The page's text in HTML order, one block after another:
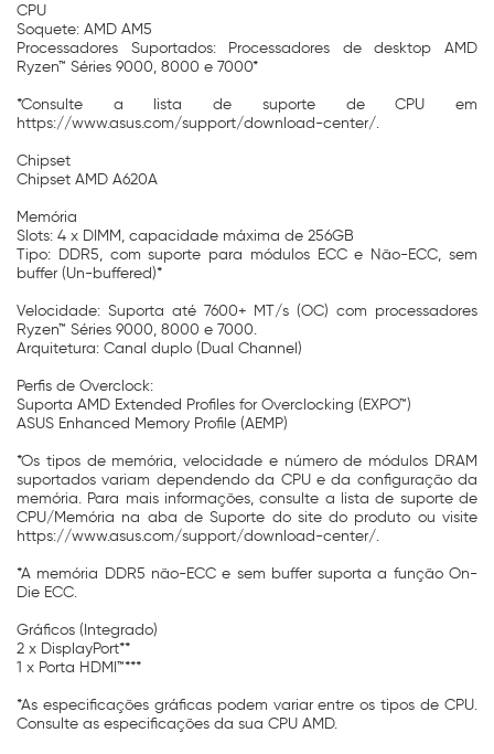
CPU
Soquete: AMD AM5
Processadores Suportados: Processadores de desktop AMD
Ryzen™ Séries 9000, 8000 e 7000*
*Consulte a lista de suporte de CPU em
https://www.asus.com/support/download-center/.
Chipset
Chipset AMD A620A
Memória
Slots: 4 x DIMM, capacidade máxima de 256GB
Tipo: DDR5, com suporte para módulos ECC e Não-ECC, sem
buffer (Un-buffered)*
Velocidade: Suporta até 7600+ MT/s (OC) com processadores
Ryzen™ Séries 9000, 8000 e 7000.
Arquitetura: Canal duplo (Dual Channel)
Perfis de Overclock:
Suporta AMD Extended Profiles for Overclocking (EXPO™)
ASUS Enhanced Memory Profile (AEMP)
*Os tipos de memória, velocidade e número de módulos DRAM
suportados variam dependendo da CPU e da configuração da
memória. Para mais informações, consulte a lista de suporte de
CPU/Memória na aba de Suporte do site do produto ou visite
https://www.asus.com/support/download-center/.
*A memória DDR5 não-ECC e sem buffer suporta a função On-
Die ECC.
Gráficos (Integrado)
2 x DisplayPort**
1 x Porta HDMI™***
*As especificações gráficas podem variar entre os tipos de CPU.
Consulte as especificações da sua CPU AMD.